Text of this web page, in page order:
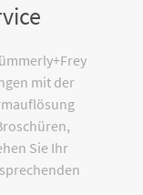
mit der
Sie Ihr